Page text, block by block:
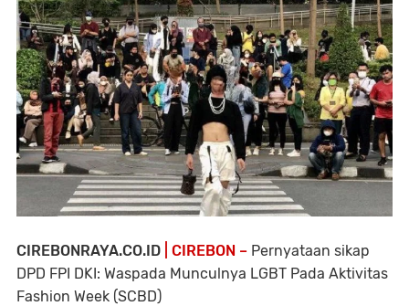
CIREBONRAYA.CO.ID | CIREBON – Pernyataan sikap
DPD FPI DKI: Waspada Munculnya LGBT Pada Aktivitas
Fashion Week (SCBD)